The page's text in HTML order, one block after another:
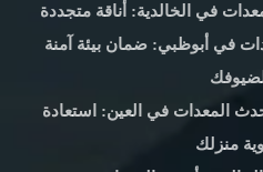
في الخالدية: أناقة متجددة
في أبوظبي: ضمان بيئة آمنة
المعدات في العين: استعادة
منزلك